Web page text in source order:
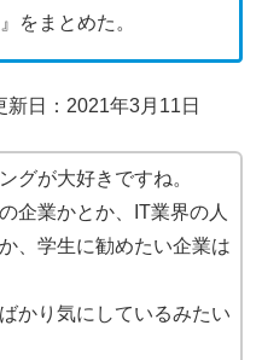
をまとめた。
日：2021年3月11日
グが大好きですね。
企業かとか、IT業界の人
、学生に勧めたい企業は
かり気にしているみたい